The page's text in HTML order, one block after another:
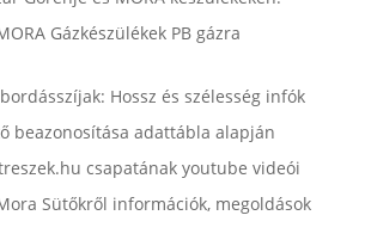
Gázkészülékek PB gázra
Hossz és szélesség infók
beazonosítása adattábla alapján
csapatának youtube videói
Sütőkről információk, megoldások